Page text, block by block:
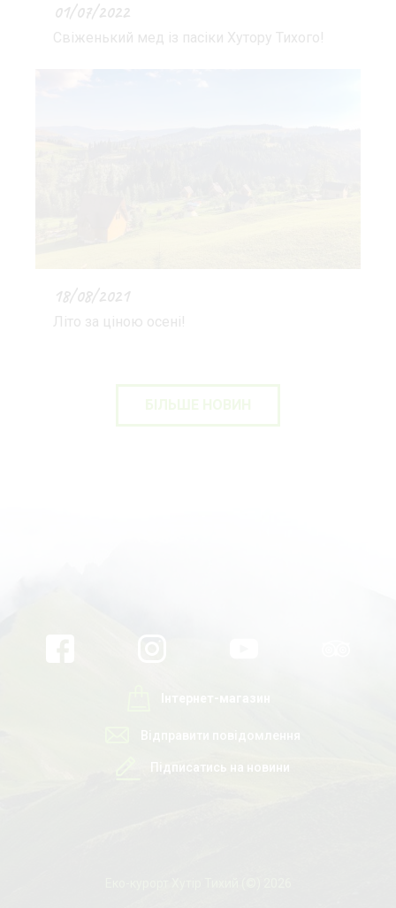
01/07/2022
Свіженький мед із пасіки Хутору Тихого!
18/08/2021
Літо за ціною осені!
Підписатись на новини